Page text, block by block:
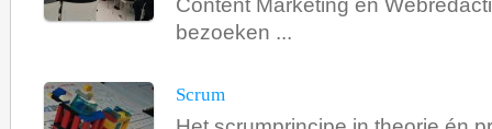
Content Marketing en
bezoeken ...
Scrum